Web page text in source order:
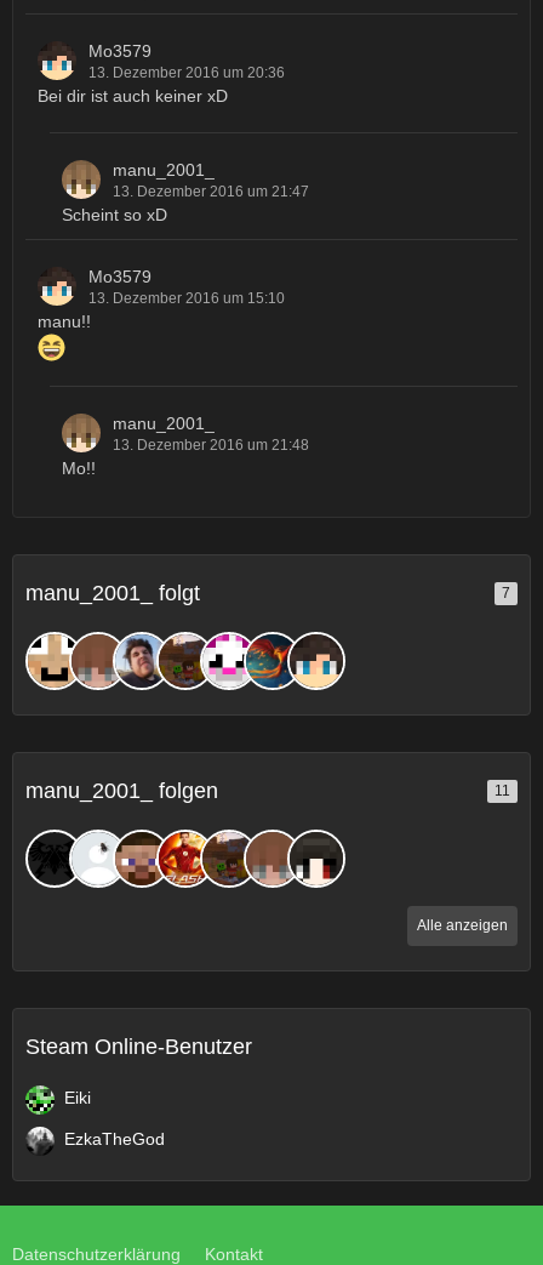
Mo3579
13. Dezember 2016 um 20:36
Bei dir ist auch keiner xD
manu_2001_
13. Dezember 2016 um 21:47
Scheint so xD
Mo3579
13. Dezember 2016 um 15:10
manu!!
manu_2001_
13. Dezember 2016 um 21:48
Mo!!
manu_2001_ folgt 7
manu_2001_ folgen 11
Alle anzeigen
Steam Online-Benutzer
Eiki
EzkaTheGod
Datenschutzerklärung Kontakt